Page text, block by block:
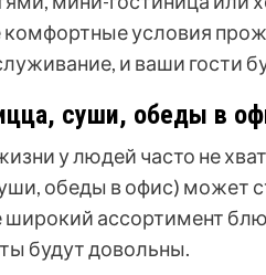
условия
и ваши гости
суши, обеды в
у людей часто не
обеды в офис) может
ассортимент
будут довольны.